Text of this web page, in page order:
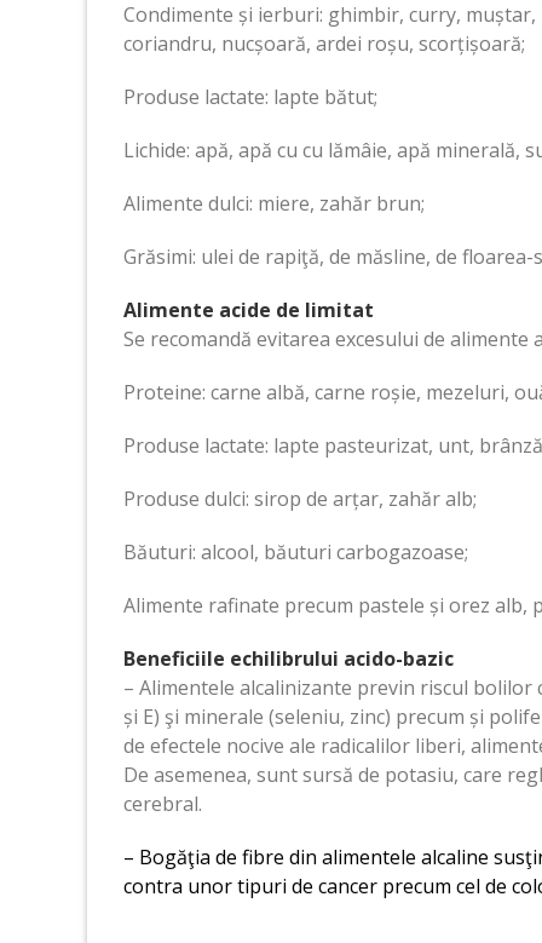
Condimente și ierburi: ghimbir, curry,
coriandru, nucșoară, ardei roșu, scorțișoară;
Produse lactate: lapte bătut;
Lichide: apă, apă cu cu lămâie, apă minerală,
Alimente dulci: miere, zahăr brun;
Grăsimi: ulei de rapiţă, de măsline, de floarea-
Alimente acide de limitat
Se recomandă evitarea excesului de alimente
Proteine: carne albă, carne roșie, mezeluri,
Produse lactate: lapte pasteurizat, unt,
Produse dulci: sirop de arțar, zahăr alb;
Băuturi: alcool, băuturi carbogazoase;
Alimente rafinate precum pastele și orez alb,
Beneficiile echilibrului acido-bazic
– Alimentele alcalinizante previn riscul bolilor
și E) şi minerale (seleniu, zinc) precum și
de efectele nocive ale radicalilor liberi,
De asemenea, sunt sursă de potasiu, care
cerebral.
– Bogăţia de fibre din alimentele alcaline
contra unor tipuri de cancer precum cel de